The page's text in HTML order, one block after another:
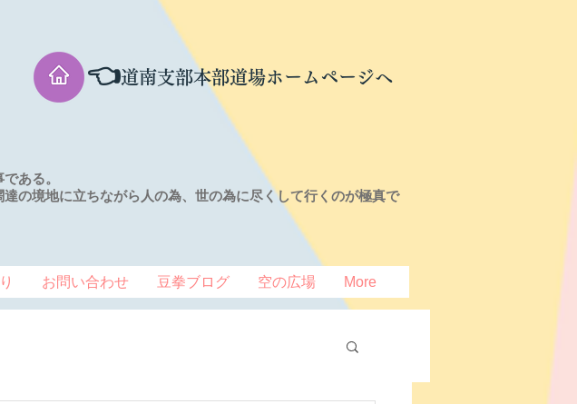
👈道南支部本部道場ホームページへ
ある。
の境地に立ちながら人の為、世の為に尽くして行くのが極真で
お問い合わせ 豆拳ブログ 空の広場 More